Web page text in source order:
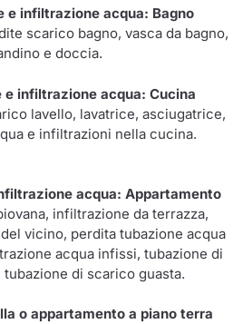
e infiltrazione acqua: Bagno
scarico bagno, vasca da bagno,
e doccia.
e infiltrazione acqua: Cucina
lavello, lavatrice, asciugatrice,
e infiltrazioni nella cucina.
acqua: Appartamento
infiltrazione da terrazza,
vicino, perdita tubazione acqua
acqua infissi, tubazione di
di scarico guasta.
o appartamento a piano terra